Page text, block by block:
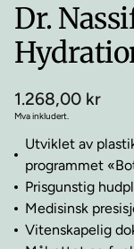
Dr.
Vanlig
pris
1.268,00 kr
Mva inkludert.
Utviklet av
programmet
Prisgunstig
Medisinsk
Vitenskapelig